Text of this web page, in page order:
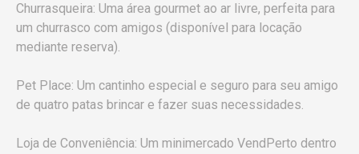
Churrasqueira: Uma área gourmet ao ar livre, perfeita para
um churrasco com amigos (disponível para locação
mediante reserva).
Pet Place: Um cantinho especial e seguro para seu amigo
de quatro patas brincar e fazer suas necessidades.
Loja de Conveniência: Um minimercado VendPerto dentro